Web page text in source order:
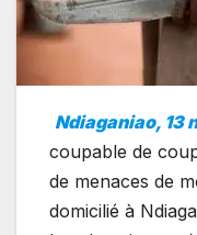
Ndiaganiao, 13
coupable de
de menaces de
domicilié à